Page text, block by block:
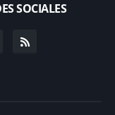
SOCIALES